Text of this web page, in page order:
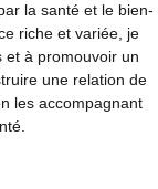
la santé et le bien-
riche et variée, je
et à promouvoir un
une relation de
les accompagnant